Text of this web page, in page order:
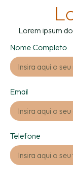
Lorem ipsum
Nome Completo
Email
Telefone